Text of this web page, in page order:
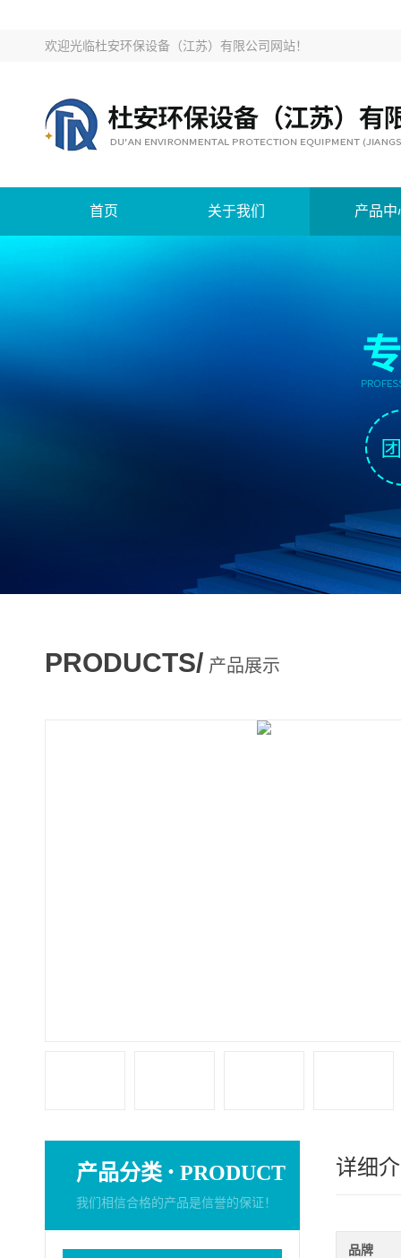
欢迎光临杜安环保设备（江苏）有限公司网站！
首页 关于我们 产品中
PRODUCTS/ 产品展示
产品分类 · PRODUCT
我们相信合格的产品是信誉的保证！
详细
品牌